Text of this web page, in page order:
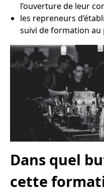
l’ouverture de leur
les repreneurs
suivi de formation au
Dans quel
cette